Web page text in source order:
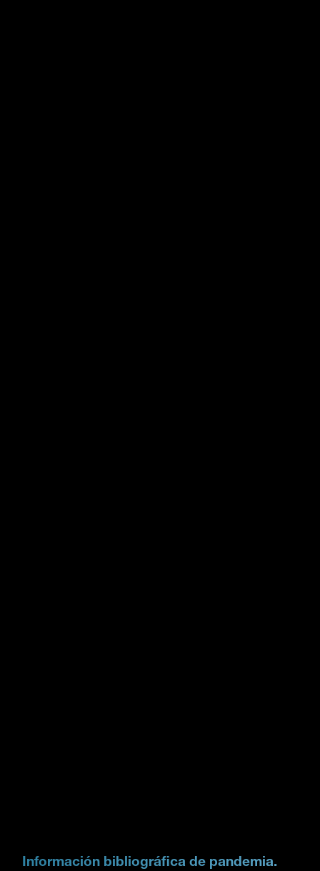
Información bibliográfica de pandemia.